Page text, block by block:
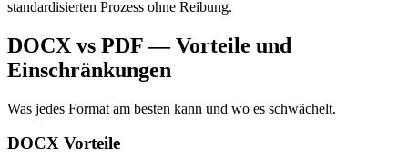
standardisierten Prozess ohne Reibung.
DOCX vs PDF — Vorteile und
Einschränkungen
Was jedes Format am besten kann und wo es schwächelt.
DOCX Vorteile